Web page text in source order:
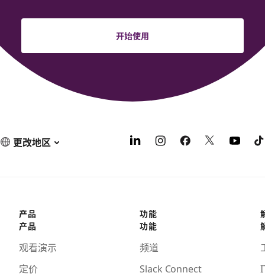
开始使用
更改地区
产品
产品
观看演示
定价
功能
功能
频道
Slack Connect